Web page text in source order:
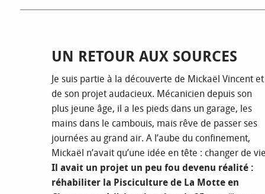
UN RETOUR AUX SOURCES
Je suis partie à la découverte de Mickaël Vincent et
de son projet audacieux. Mécanicien depuis son
plus jeune âge, il a les pieds dans un garage, les
mains dans le cambouis, mais rêve de passer ses
journées au grand air. A l’aube du confinement,
Mickaël n’avait qu’une idée en tête : changer de
Il avait un projet un peu fou devenu réalité :
réhabiliter la Pisciculture de La Motte en